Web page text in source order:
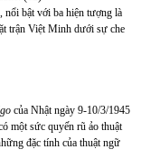
nổi bật với ba hiện tượng là
trận Việt Minh dưới sự che
của Nhật ngày 9-10/3/1945
một sức quyến rũ ảo thuật
đặc tính của thuật ngữ